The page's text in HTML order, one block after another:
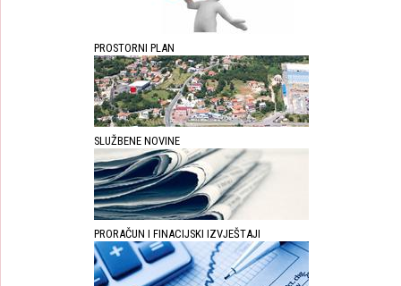
PROSTORNI PLAN
SLUŽBENE NOVINE
PRORAČUN I FINACIJSKI IZVJEŠTAJI